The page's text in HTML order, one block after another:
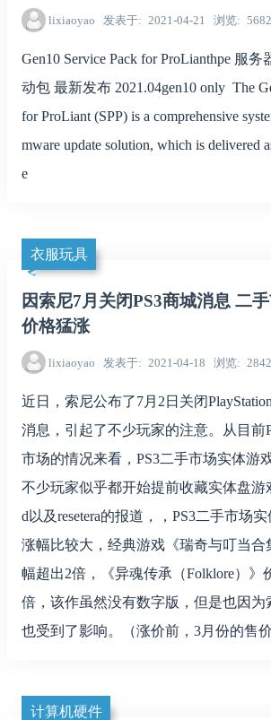
lixiaoyao 发表于 2021-04-21 浏览 5682
Gen10 Service Pack for ProLianthpe 服
动包 最新发布 2021.04gen10 only The
for ProLiant (SPP) is a comprehensive
mware update solution, which is delivered
e
衣服玩具
因索尼7月关闭PS3商城消息 二
价格猛涨
lixiaoyao 发表于 2021-04-18 浏览 2842
近日，索尼公布了7月2日关闭
消息，引起了不少玩家的注意。从目前
市场的情况来看，PS3二手市场实体游
不少玩家似乎都开始提前收藏实体盘游
d以及resetera的报道，，PS3二手市场
涨幅比较大，经典游戏《瑞奇与叮当合
幅超出2倍，《异魂传承（Folklore）》
倍，该作虽然没有数字版，但是也因为
也受到了影响。（涨价前，3月份的售
计算机硬件